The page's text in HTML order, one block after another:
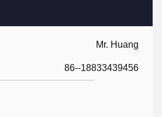
Mr. Huang
86--18833439456